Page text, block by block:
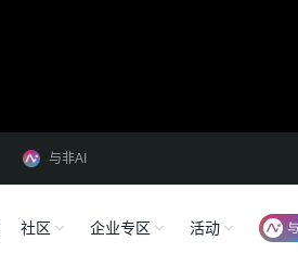
与非AI
社区 企业专区 活动